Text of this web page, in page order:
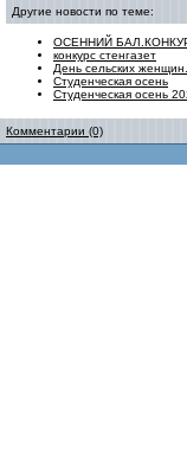
Другие новости по теме:
ОСЕННИЙ
конкурс стенгазет
День сельских женщин.
Студенческая осень
Студенческая осень
Комментарии (0)